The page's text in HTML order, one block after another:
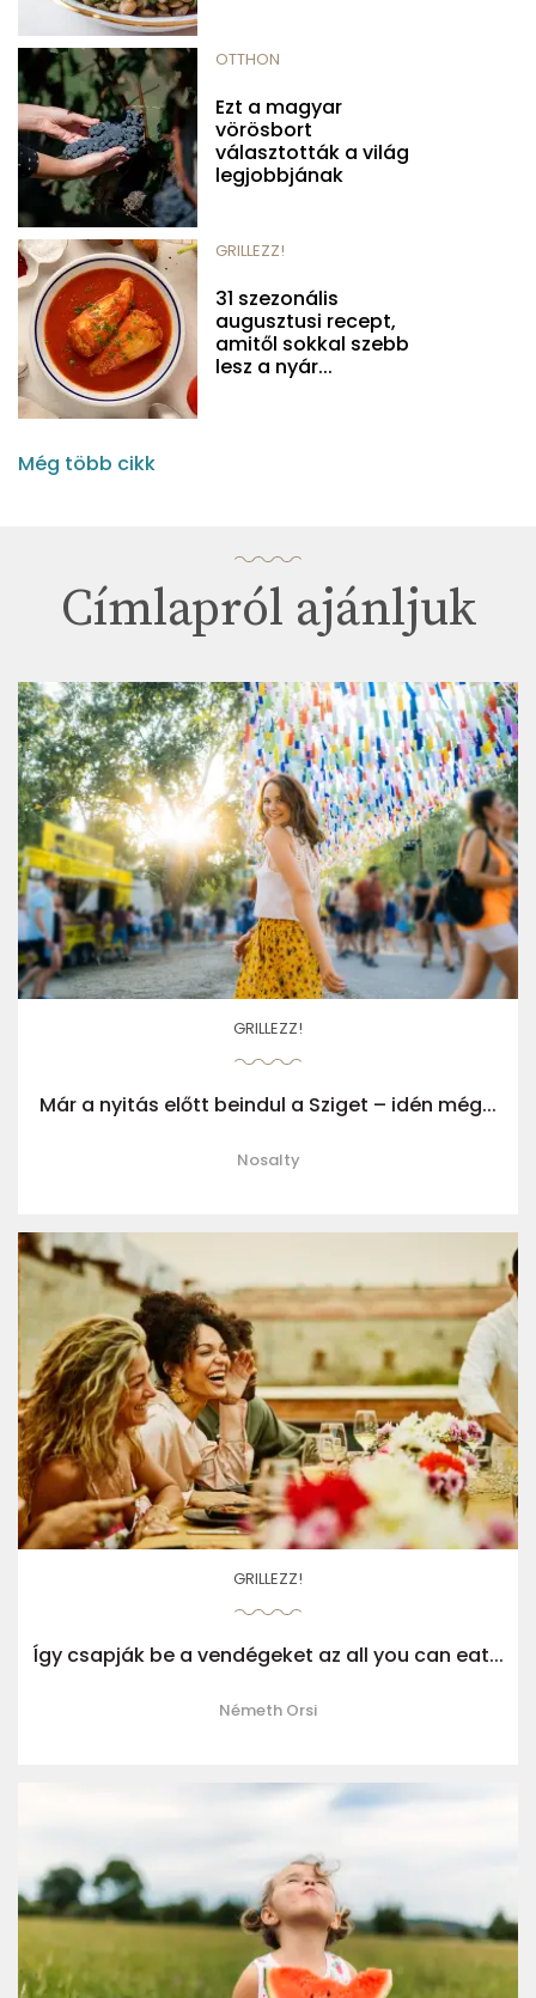
OTTHON
Ezt a magyar
vörösbort
választották a világ
legjobbjának
GRILLEZZ!
31 szezonális
augusztusi recept,
amitől sokkal szebb
lesz a nyár...
Még több cikk
Címlapról ajánljuk
GRILLEZZ!
Már a nyitás előtt beindul a Sziget – idén még...
Nosalty
GRILLEZZ!
Így csapják be a vendégeket az all you can eat...
Németh Orsi